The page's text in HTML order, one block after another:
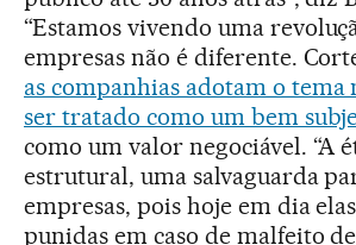
“Estamos vivendo uma
empresas não é diferente.
as companhias adotam o tema
ser tratado como um bem
como um valor negociável. “A
estrutural, uma salvaguarda
empresas, pois hoje em dia
punidas em caso de malfeito